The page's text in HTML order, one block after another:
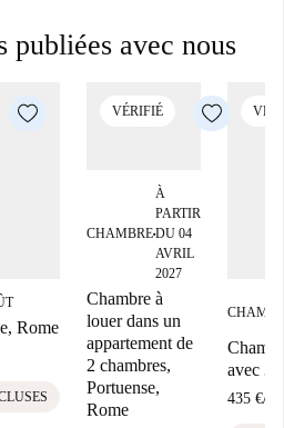
publiées avec nous
Rome
VÉRIFIÉ
CHAMBRE■
À
PARTIR
DU 04
AVRIL
2027
Chambre à
louer dans un
appartement de
2 chambres,
Portuense,
Rome
avec 3
435 €/